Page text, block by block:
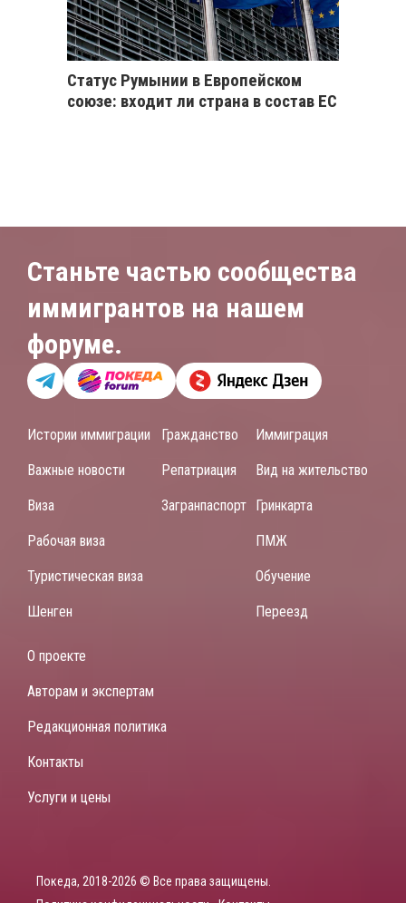
Статус Румынии в Европейском
союзе: входит ли страна в состав ЕС
Станьте частью сообщества
иммигрантов на нашем
форуме.
Истории иммиграции
Важные новости
Виза
Рабочая виза
Туристическая виза
Шенген
Гражданство
Репатриация
Загранпаспорт
Иммиграция
Вид на жительство
Гринкарта
ПМЖ
Обучение
Переезд
О проекте
Авторам и экспертам
Редакционная политика
Контакты
Услуги и цены
Покеда, 2018-2026 © Все права защищены.